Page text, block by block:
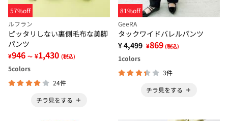
57%off
ルフラン
ピッタリしない裏側毛布な美脚
パンツ
¥946 ～ ¥1,430 (税込)
5colors
24件
チラ見をする
81%off
GeeRA
タックワイドバレルパンツ
¥ 4,499 ¥869 (税込)
1colors
3件
チラ見をする